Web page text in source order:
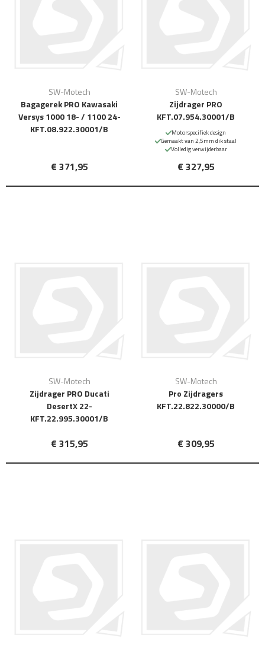
SW-Motech
Bagagerek PRO Kawasaki
Versys 1000 18- / 1100 24-
KFT.08.922.30001/B
€ 371,95
SW-Motech
Zijdrager PRO
KFT.07.954.30001/B
Motorspecifiek design
Gemaakt van 2,5mm dik staal
Volledig verwijderbaar
€ 327,95
SW-Motech
Zijdrager PRO Ducati
DesertX 22-
KFT.22.995.30001/B
€ 315,95
SW-Motech
Pro Zijdragers
KFT.22.822.30000/B
€ 309,95